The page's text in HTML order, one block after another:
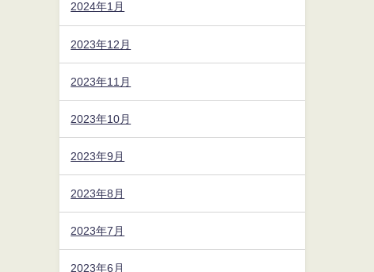
2024年1月
2023年12月
2023年11月
2023年10月
2023年9月
2023年8月
2023年7月
2023年6月